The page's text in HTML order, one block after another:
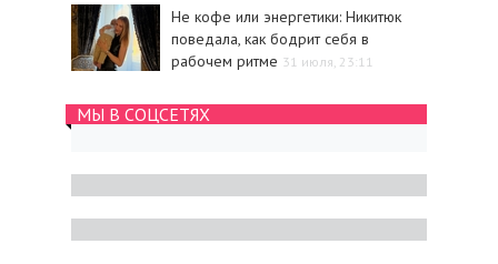
Не кофе или энергетики: Никитюк
поведала, как бодрит себя в
рабочем ритме 31 июля, 23:11
МЫ В СОЦСЕТЯХ